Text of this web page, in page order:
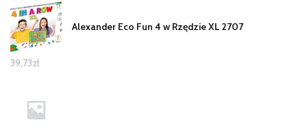
Alexander Eco Fun 4 w Rzędzie XL 2707
39,73zł